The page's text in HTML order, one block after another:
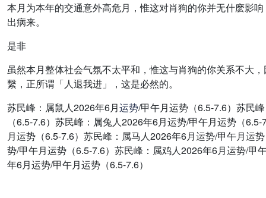
本月为本年的交通意外高危月，惟这对肖狗的你并无什麽影
出病来。
是非
虽然本月整体社会气氛不太平和，惟这与肖狗的你关系不大
繫，正所谓「人退我进」，这是必然的。
苏民峰：属鼠人2026年6月运势/甲午月运势（6.5-7.6）苏民
（6.5-7.6）苏民峰：属兔人2026年6月运势/甲午月运势（
月运势（6.5-7.6）苏民峰：属马人2026年6月运势/甲午月运
势/甲午月运势（6.5-7.6）苏民峰：属鸡人2026年6月运势/
年6月运势/甲午月运势（6.5-7.6）